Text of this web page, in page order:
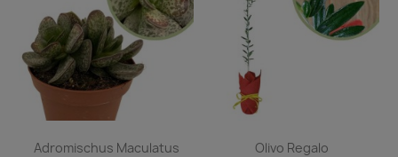
Adromischus Maculatus
Olivo Regalo